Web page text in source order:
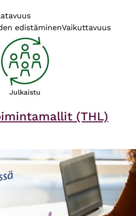
edistäminenVaikuttavuus
Julkaistu
(THL)